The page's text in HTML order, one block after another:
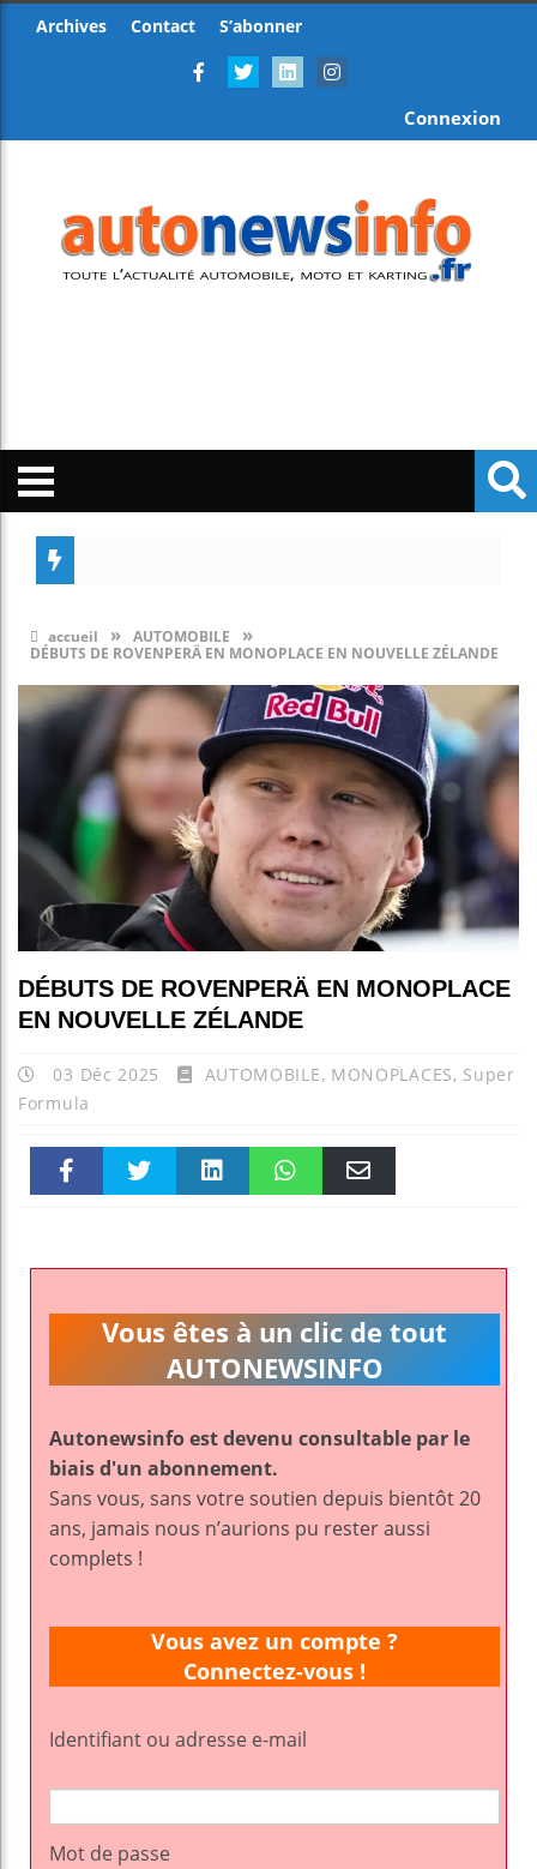
Archives Contact S’abonner
Connexion
accueil » AUTOMOBILE »
DÉBUTS DE ROVENPERÄ EN MONOPLACE EN NOUVELLE ZÉLANDE
DÉBUTS DE ROVENPERÄ EN MONOPLACE
EN NOUVELLE ZÉLANDE
03 Déc 2025 AUTOMOBILE, MONOPLACES, Super
Formula
k pt
Vous êtes à un clic de tout
AUTONEWSINFO
Autonewsinfo est devenu consultable par le
biais d'un abonnement.
Sans vous, sans votre soutien depuis bientôt 20
ans, jamais nous n’aurions pu rester aussi
complets !
Vous avez un compte ?
Connectez-vous !
Identifiant ou adresse e-mail
Mot de passe